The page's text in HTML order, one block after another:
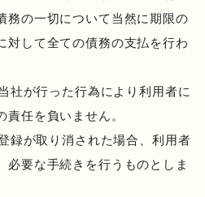
務の一切について当然に期限の
対して全ての債務の支払を行わ
社が行った行為により利用者に
任を負いません。
録が取り消された場合、利用者
必要な手続きを行うものとしま